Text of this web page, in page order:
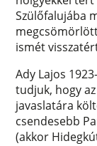
Szülőfalujába
ismét
Ady Lajos
tudjuk, hogy
javaslatára
csendesebb
(akkor